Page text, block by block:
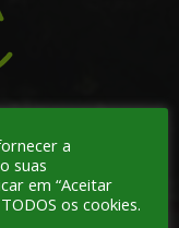
por atividades
de cercos
a
suas
em “Aceitar
os cookies.